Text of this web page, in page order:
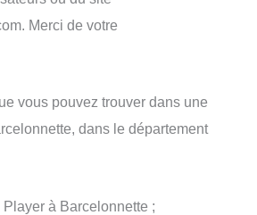
Merci de votre
vous pouvez trouver dans une
dans le département
à Barcelonnette ;